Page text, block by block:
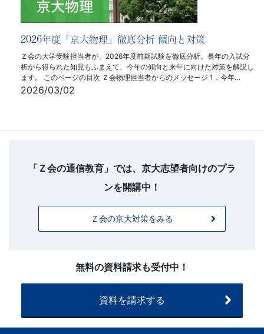
2026年度「京大物理」徹底分析 傾向と対策
Ｚ会の大学受験担当者が、2026年度前期試験を徹底分析。長年の入試分
析から得られた知見もふまえて、今年の傾向と来年に向けた対策を解説し
ます。 このページの目次 Ｚ会物理担当者からのメッセージ 1．今年…
2026/03/02
「Ｚ会の通信教育」では、京大志望者向けのプラ
ンを開講中！
Ｚ会の京大対策をみる
無料の資料請求も受付中！
資料を請求する